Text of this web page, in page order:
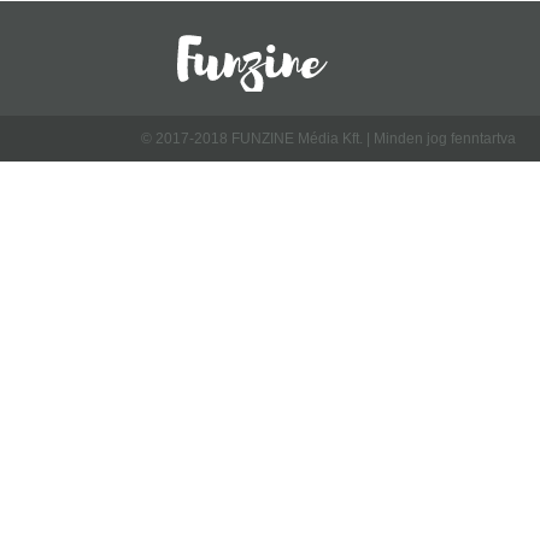
© 2017-2018 FUNZINE Média Kft. | Minden jog fenntartva